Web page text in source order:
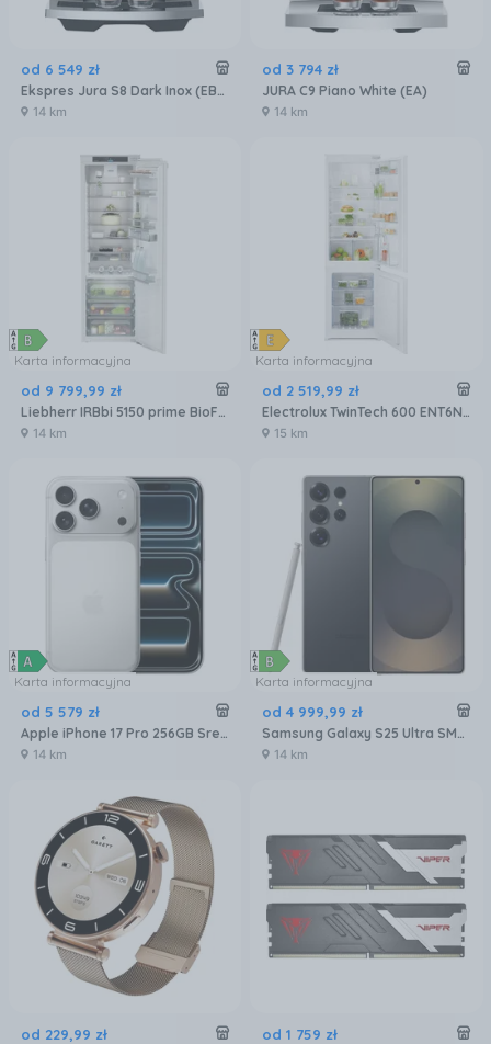
od 6 549 zł
Ekspres Jura S8 Dark Inox (EB) 15480
14 km
od 3 794 zł
JURA C9 Piano White (EA)
14 km
Karta informacyjna
od 9 799,99 zł
Liebherr IRBbi 5150 prime BioFresh
14 km
Karta informacyjna
od 2 519,99 zł
Electrolux TwinTech 600 ENT6NE18S
15 km
Karta informacyjna
od 5 579 zł
Apple iPhone 17 Pro 256GB Srebrny
14 km
Karta informacyjna
od 4 999,99 zł
Samsung Galaxy S25 Ultra SM-S938 12/256GB Tytanowy Czarny
14 km
od 229,99 zł od 1 759 zł